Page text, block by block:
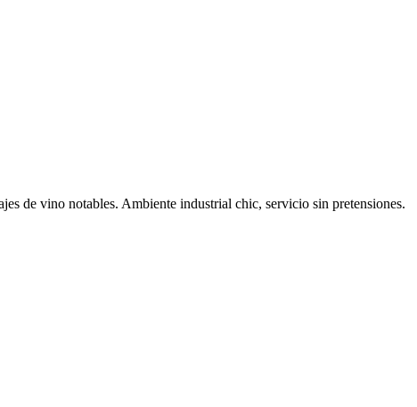
de vino notables. Ambiente industrial chic, servicio sin pretensiones.